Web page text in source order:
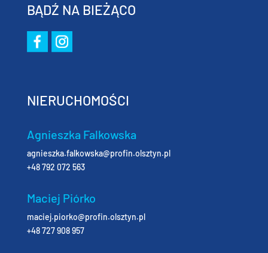
BĄDŹ NA BIEŻĄCO
NIERUCHOMOŚCI
Agnieszka Falkowska
agnieszka.falkowska@profin.olsztyn.pl
+48 792 072 563
Maciej Piórko
maciej.piorko@profin.olsztyn.pl
+48 727 908 957